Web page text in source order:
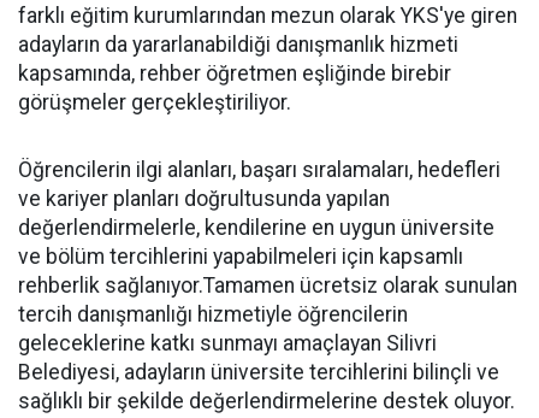
farklı eğitim kurumlarından mezun olarak YKS'ye giren
adayların da yararlanabildiği danışmanlık hizmeti
kapsamında, rehber öğretmen eşliğinde birebir
görüşmeler gerçekleştiriliyor.
Öğrencilerin ilgi alanları, başarı sıralamaları, hedefleri
ve kariyer planları doğrultusunda yapılan
değerlendirmelerle, kendilerine en uygun üniversite
ve bölüm tercihlerini yapabilmeleri için kapsamlı
rehberlik sağlanıyor.Tamamen ücretsiz olarak sunulan
tercih danışmanlığı hizmetiyle öğrencilerin
geleceklerine katkı sunmayı amaçlayan Silivri
Belediyesi, adayların üniversite tercihlerini bilinçli ve
sağlıklı bir şekilde değerlendirmelerine destek oluyor.